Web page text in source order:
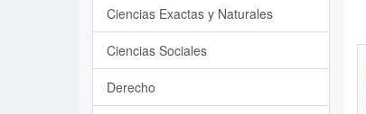
Ciencias Exactas y Naturales
Ciencias Sociales
Derecho